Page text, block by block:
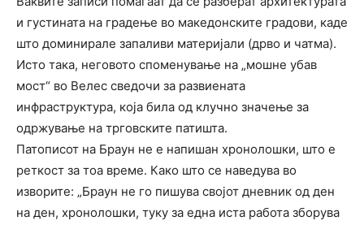
и густината на градење во македонските градови, каде
што доминирале запаливи материјали (дрво и чатма).
Исто така, неговото споменување на „мошне убав
мост“ во Велес сведочи за развиената
инфраструктура, која била од клучно значење за
одржување на трговските патишта.
Патописот на Браун не е напишан хронолошки, што е
реткост за тоа време. Како што се наведува во
изворите: „Браун не го пишува својот дневник од ден
на ден, хронолошки, туку за една иста работа зборува